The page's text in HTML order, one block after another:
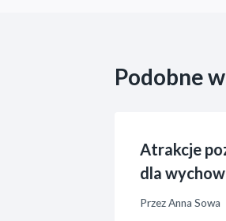
Podobne
Atrakcje
dla
PrzezAnna Sowa